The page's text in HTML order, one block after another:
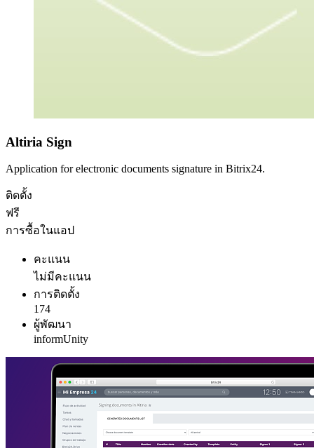
Altiria Sign
Application for electronic documents signature in Bitrix24.
ติดตั้ง
ฟรี
การซื้อในแอป
คะแนน
ไม่มีคะแนน
การติดตั้ง
174
ผู้พัฒนา
informUnity